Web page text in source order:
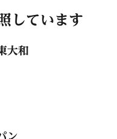
しています
大和
ン